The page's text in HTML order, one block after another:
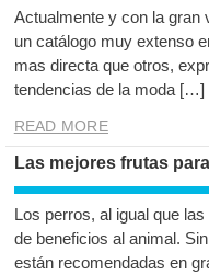
Actualmente y con la gran
un catálogo muy extenso
mas directa que otros,
tendencias de la moda […]
READ MORE
Las mejores frutas
Los perros, al igual que
de beneficios al animal.
están recomendadas en